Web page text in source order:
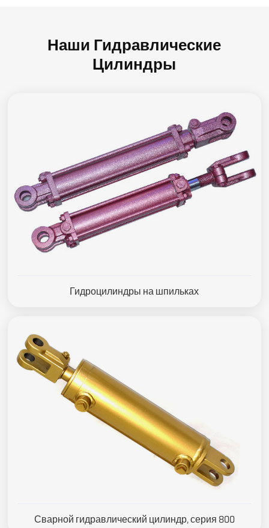
Наши Гидравлические
Цилиндры
Гидроцилиндры на шпильках
Сварной гидравлический цилиндр, серия 800